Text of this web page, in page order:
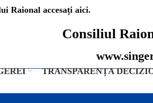
Raional accesați aici.
Consiliul
TRANSPARENȚA